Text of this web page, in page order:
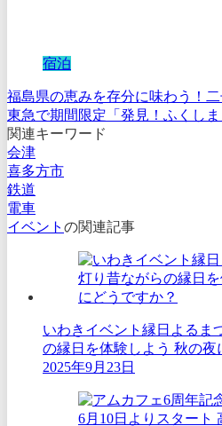
宿泊
福島県の恵みを存分に味わう！
東急で期間限定「発見！ふくしま
関連キーワード
会津
喜多方市
鉄道
電車
イベント の関連記事
いわきイベント縁日よるま
の縁日を体験しよう 秋の夜
2025年9月23日